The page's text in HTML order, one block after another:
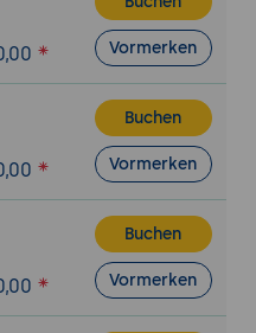
Zeiten und
und bewährte
Verteiltes Build
von Jenkins
Vormerken
Buchen
Vormerken
Buchen
Vormerken